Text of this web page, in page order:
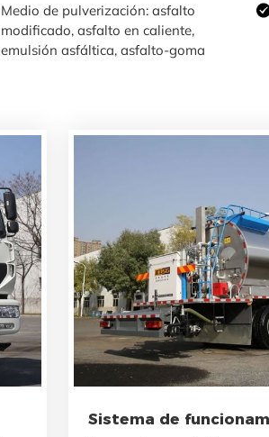
Medio de pulverización: asfalto
modificado, asfalto en caliente,
emulsión asfáltica, asfalto-goma
Sistema de